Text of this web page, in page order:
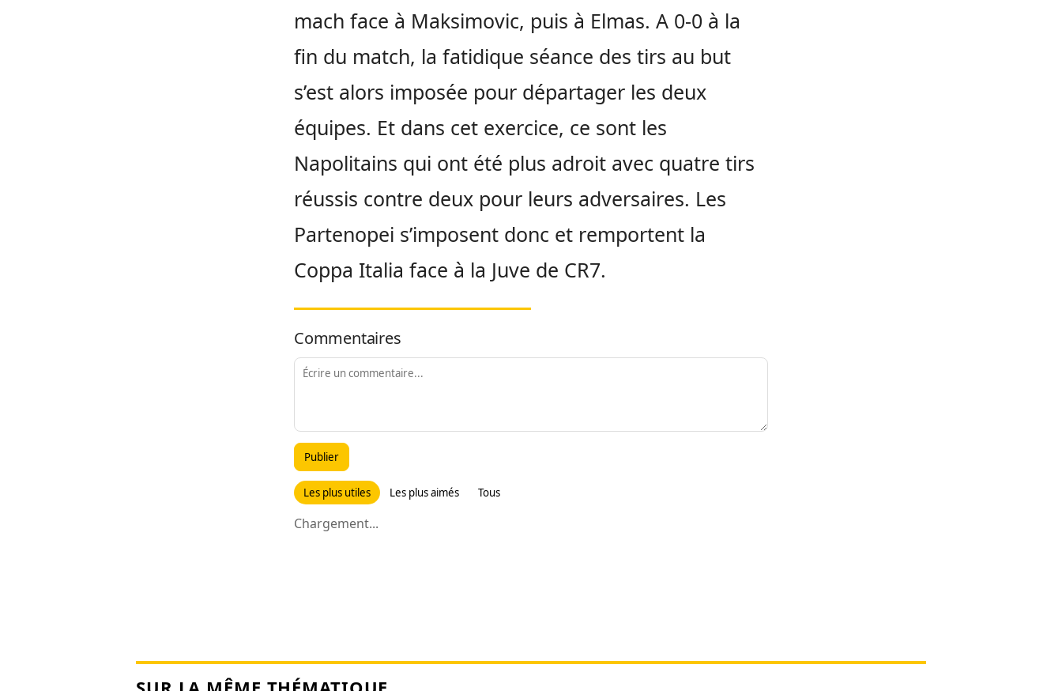
mach face à Maksimovic, puis à Elmas. A 0-0 à la
fin du match, la fatidique séance des tirs au but
s’est alors imposée pour départager les deux
équipes. Et dans cet exercice, ce sont les
Napolitains qui ont été plus adroit avec quatre tirs
réussis contre deux pour leurs adversaires. Les
Partenopei s’imposent donc et remportent la
Coppa Italia face à la Juve de CR7.
Commentaires
Publier
Les plus utiles Les plus aimés Tous
Chargement...